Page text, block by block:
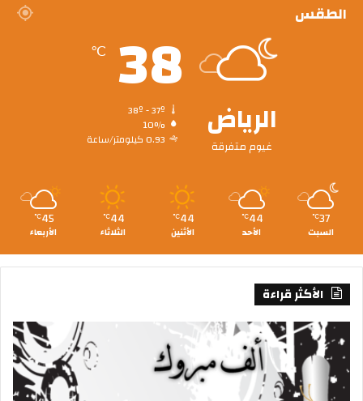
الطقس
الرياض
غيوم متفرقة
38
℃
10%
0.93 كيلومتر/ساعة
37
℃
السبت
44
℃
الأحد
44
℃
الأثنين
44
℃
الثلاثاء
45
℃
الأربعاء
الأكثر قراءة